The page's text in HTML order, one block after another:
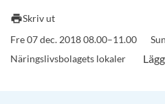
printSkriv ut
Fre 07 dec. 2018 08.00–11.00
Näringslivsbolagets lokaler